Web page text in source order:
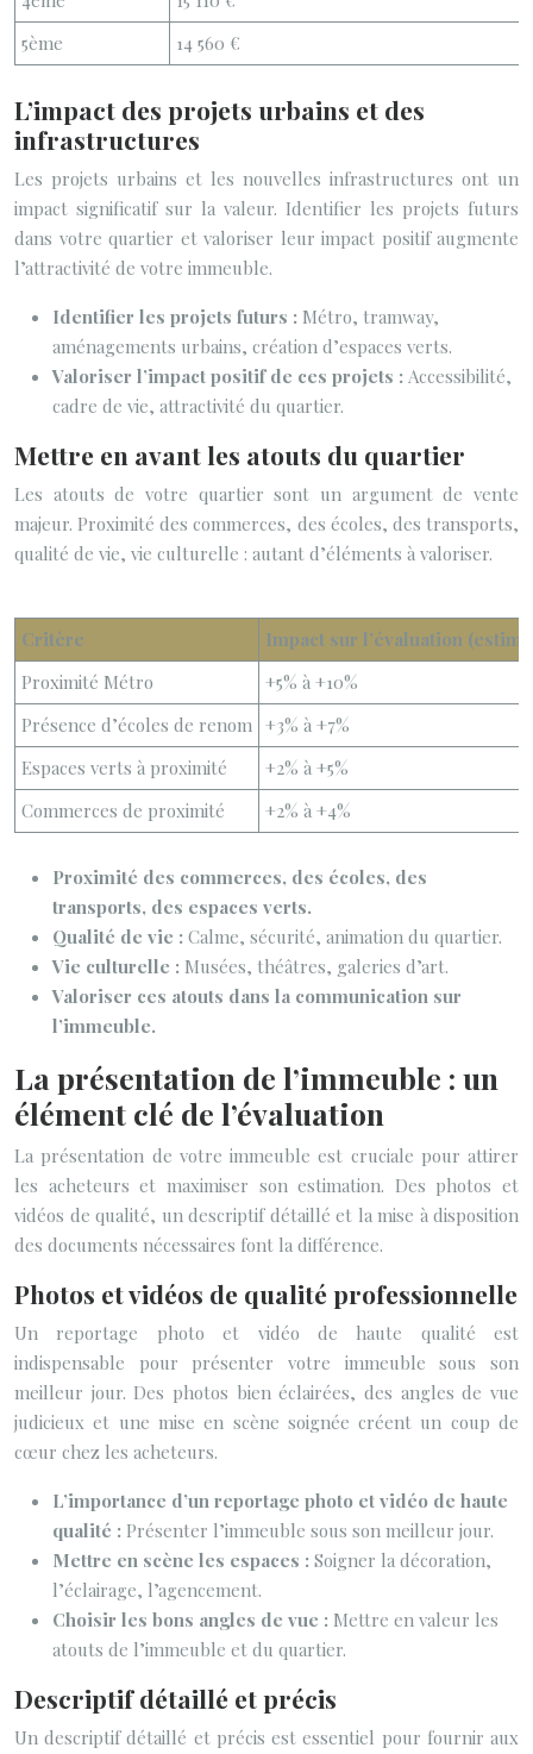
5ème
14 560 €
L’impact des projets urbains et des
infrastructures
Les projets urbains et les nouvelles infrastructures ont un
impact significatif sur la valeur. Identifier les projets futurs
dans votre quartier et valoriser leur impact positif augmente
l’attractivité de votre immeuble.
Identifier les projets futurs : Métro, tramway,
aménagements urbains, création d’espaces verts.
Valoriser l’impact positif de ces projets : Accessibilité,
cadre de vie, attractivité du quartier.
Mettre en avant les atouts du quartier
Les atouts de votre quartier sont un argument de vente
majeur. Proximité des commerces, des écoles, des transports,
qualité de vie, vie culturelle : autant d’éléments à valoriser.
Critère
Impact sur l’évaluation
Proximité Métro
+5% à +10%
Présence d’écoles de renom +3% à +7%
Espaces verts à proximité
+2% à +5%
Commerces de proximité
+2% à +4%
Proximité des commerces, des écoles, des
transports, des espaces verts.
Qualité de vie : Calme, sécurité, animation du quartier.
Vie culturelle : Musées, théâtres, galeries d’art.
Valoriser ces atouts dans la communication sur
l’immeuble.
La présentation de l’immeuble : un
élément clé de l’évaluation
La présentation de votre immeuble est cruciale pour attirer
les acheteurs et maximiser son estimation. Des photos et
vidéos de qualité, un descriptif détaillé et la mise à disposition
des documents nécessaires font la différence.
Photos et vidéos de qualité professionnelle
Un reportage photo et vidéo de haute qualité est
indispensable pour présenter votre immeuble sous son
meilleur jour. Des photos bien éclairées, des angles de vue
judicieux et une mise en scène soignée créent un coup de
cœur chez les acheteurs.
L’importance d’un reportage photo et vidéo de haute
qualité : Présenter l’immeuble sous son meilleur jour.
Mettre en scène les espaces : Soigner la décoration,
l’éclairage, l’agencement.
Choisir les bons angles de vue : Mettre en valeur les
atouts de l’immeuble et du quartier.
Descriptif détaillé et précis
Un descriptif détaillé et précis est essentiel pour fournir aux